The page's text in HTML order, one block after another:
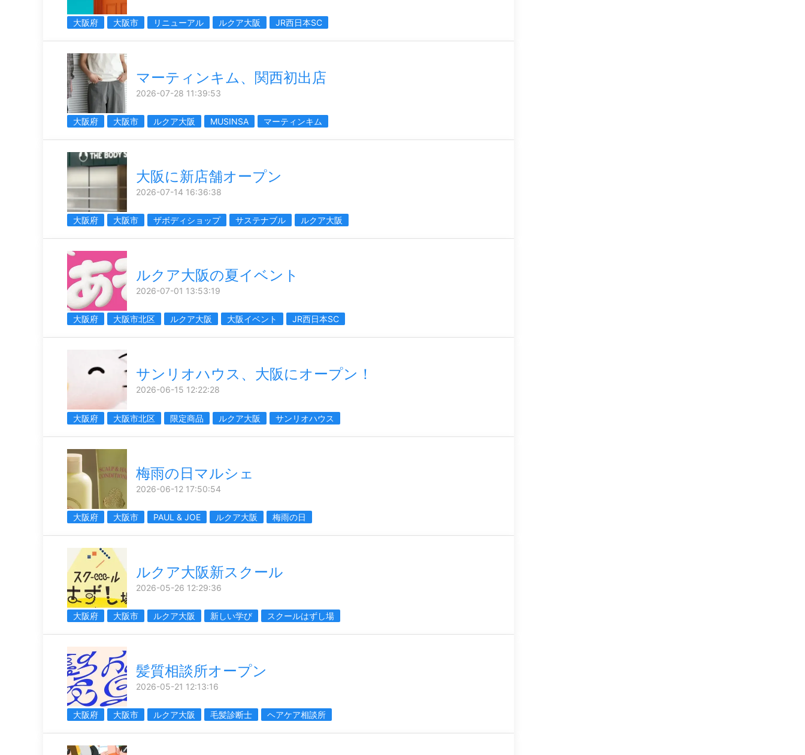
大阪府 大阪市 リニューアル ルクア大阪 JR西日本SC
マーティンキム、関西初出店
2026-07-28 11:39:53
大阪府 大阪市 ルクア大阪 MUSINSA マーティンキム
大阪に新店舗オープン
2026-07-14 16:36:38
大阪府 大阪市 ザボディショップ サステナブル ルクア大阪
ルクア大阪の夏イベント
2026-07-01 13:53:19
大阪府 大阪市北区 ルクア大阪 大阪イベント JR西日本SC
サンリオハウス、大阪にオープン！
2026-06-15 12:22:28
大阪府 大阪市北区 限定商品 ルクア大阪 サンリオハウス
梅雨の日マルシェ
2026-06-12 17:50:54
大阪府 大阪市 PAUL & JOE ルクア大阪 梅雨の日
ルクア大阪新スクール
2026-05-26 12:29:36
大阪府 大阪市 ルクア大阪 新しい学び スクールはずし場
髪質相談所オープン
2026-05-21 12:13:16
大阪府 大阪市 ルクア大阪 毛髪診断士 ヘアケア相談所